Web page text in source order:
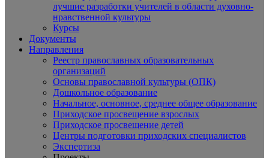
лучшие разработки учителей в области духовно-
нравственной культуры
Курсы
Документы
Направления
Реестр православных образовательных
организаций
Основы православной культуры (ОПК)
Дошкольное образование
Начальное, основное, среднее общее образование
Приходское просвещение взрослых
Приходское просвещение детей
Центры подготовки приходских специалистов
Экспертиза